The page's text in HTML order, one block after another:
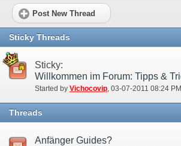
Post New Thread
Sticky Threads
Sticky:
Started by Vichocovip‎, 03-07-2011 08:24 PM
Threads
Anfänger Guides?